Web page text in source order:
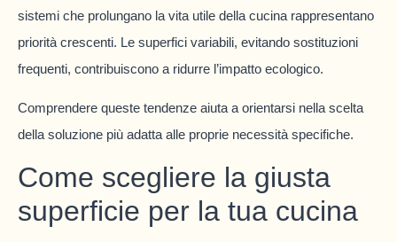
sistemi che prolungano la vita utile della cucina rappresentano
priorità crescenti. Le superfici variabili, evitando sostituzioni
frequenti, contribuiscono a ridurre l’impatto ecologico.
Comprendere queste tendenze aiuta a orientarsi nella scelta
della soluzione più adatta alle proprie necessità specifiche.
Come scegliere la giusta
superficie per la tua cucina